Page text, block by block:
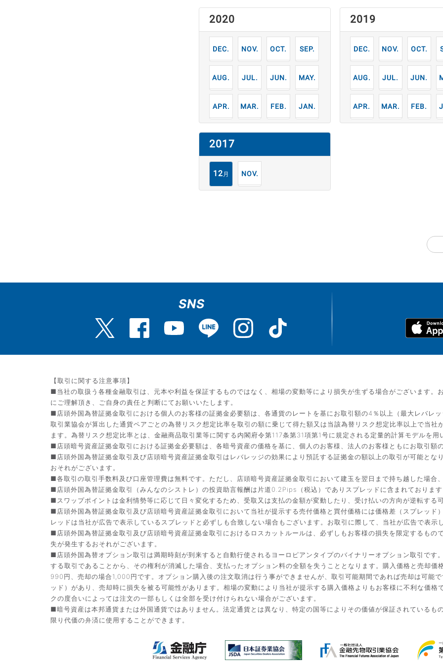
2020
12月 11月 10月 9月
8月 7月 6月 5月
4月 3月 2月 1月
2019
12月 11月 10月
8月 7月 6月
4月 3月 2月
2017
12 月 11月
SNS
【取引に関する注意事項】
■当社の取扱う各種金融取引は、元本や利益を保証するものではなく、相場の変動等により損失が生ずる場合がございます。
にご理解頂き、ご自身の責任と判断にてお願いいたします。
■店頭外国為替証拠金取引における個人のお客様の証拠金必要額は、各通貨のレートを基にお取引額の4％以上（最大レバレ
取引業協会が算出した通貨ペアごとの為替リスク想定比率を取引の額に乗じて得た額又は当該為替リスク想定比率以上で当
ます。為替リスク想定比率とは、金融商品取引業等に関する内閣府令第117条第31項第1号に規定される定量的計算モデルを用
■店頭暗号資産証拠金取引における証拠金必要額は、各暗号資産の価格を基に、個人のお客様、法人のお客様ともにお取引額
■店頭外国為替証拠金取引及び店頭暗号資産証拠金取引はレバレッジの効果により預託する証拠金の額以上の取引が可能とな
おそれがございます。
■各取引の取引手数料及び口座管理費は無料です。ただし、店頭暗号資産証拠金取引において建玉を翌日まで持ち越した場合
■店頭外国為替証拠金取引（みんなのシストレ）の投資助言報酬は片道0.2Pips（税込）でありスプレッドに含まれておりま
■スワップポイントは金利情勢等に応じて日々変化するため、受取又は支払の金額が変動したり、受け払いの方向が逆転する
■店頭外国為替証拠金取引及び店頭暗号資産証拠金取引において当社が提示する売付価格と買付価格には価格差（スプレッド
レッドは当社が広告で表示しているスプレッドと必ずしも合致しない場合もございます。お取引に際して、当社が広告で表
■店頭外国為替証拠金取引及び店頭暗号資産証拠金取引におけるロスカットルールは、必ずしもお客様の損失を限定するもの
失が発生するおそれがございます。
■店頭外国為替オプション取引は満期時刻が到来すると自動行使されるヨーロピアンタイプのバイナリーオプション取引です
する取引であることから、その権利が消滅した場合、支払ったオプション料の全額を失うこととなります。購入価格と売却
990円、売却の場合1,000円です。オプション購入後の注文取消は行う事ができませんが、取引可能期間であれば売却は可能
ッド）があり、売却時に損失を被る可能性があります。相場の変動により当社が提示する購入価格よりもお客様に不利な価
クの度合いによっては注文の一部もしくは全部を受け付けられない場合がございます。
■暗号資産は本邦通貨または外国通貨ではありません。法定通貨とは異なり、特定の国等によりその価値が保証されているも
限り代価の弁済に使用することができます。